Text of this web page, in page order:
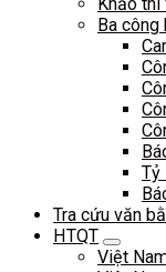
Ba công
Tỷ
Tra cứu văn
HTQT
Việt